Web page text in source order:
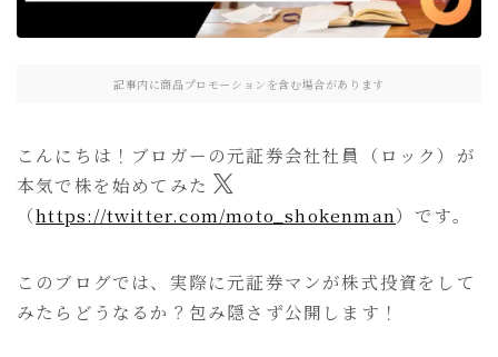
記事内に商品プロモーションを含む場合があります
こんにちは！ブロガーの元証券会社社員（ロック）が
本気で株を始めてみた
（https://twitter.com/moto_shokenman）です。
このブログでは、実際に元証券マンが株式投資をして
みたらどうなるか？包み隠さず公開します！